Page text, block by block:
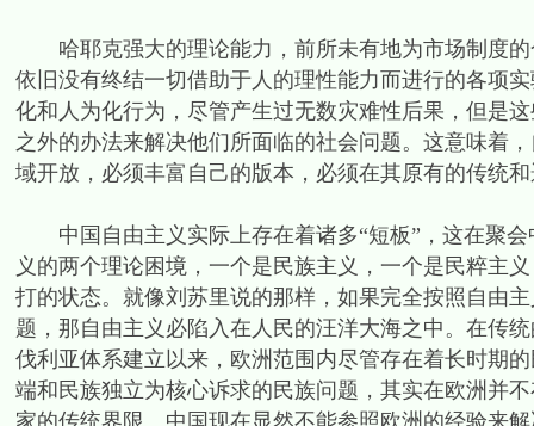
哈耶克强大的理论能力，前所未有地为市场制度的
依旧没有终结一切借助于人的理性能力而进行的各项
化和人为化行为，尽管产生过无数灾难性后果，但是
之外的办法来解决他们所面临的社会问题。这意味着
域开放，必须丰富自己的版本，必须在其原有的传统
中国自由主义实际上存在着诸多“短板”，这在聚会
义的两个理论困境，一个是民族主义，一个是民粹主
打的状态。就像刘苏里说的那样，如果完全按照自由
题，那自由主义必陷入在人民的汪洋大海之中。在传
伐利亚体系建立以来，欧洲范围内尽管存在着长时期
端和民族独立为核心诉求的民族问题，其实在欧洲并
家的传统界限。中国现在显然不能参照欧洲的经验来